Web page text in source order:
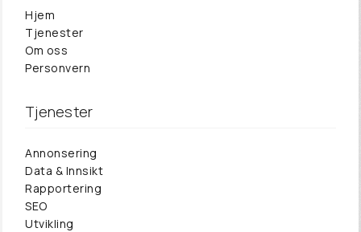
Hjem
Tjenester
Om oss
Personvern
Tjenester
Annonsering
Data & Innsikt
Rapportering
SEO
Utvikling